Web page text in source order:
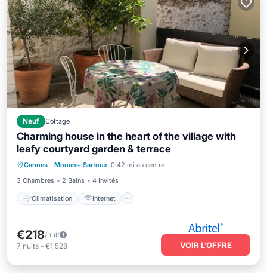
Neuf Cottage
Charming house in the heart of the village with
leafy courtyard garden & terrace
Cannes · Mouans-Sartoux 0.42 mi au centre
3 Chambres
2 Bains 4 Invités
Climatisation Internet
Climatisation
Internet
Adapté aux enfants
Blanchisserie
€218/nuit
7 nuits - €1,528 VOIR L’OFFRE